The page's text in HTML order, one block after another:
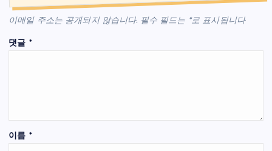
이메일 주소는 공개되지 않습니다. 필수 필드는 *로 표시됩니다
댓글 *
이름 *